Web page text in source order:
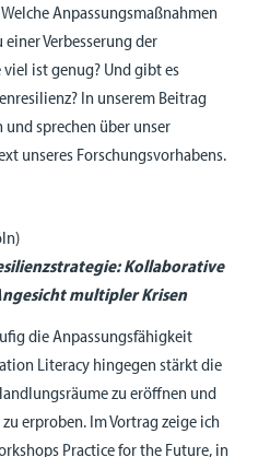
Anpassungsmaßnahmen
Verbesserung der
ist genug? Und gibt es
In unserem Beitrag
sprechen über unser
unseres Forschungsvorhabens.
Kollaborative
multipler Krisen
die Anpassungsfähigkeit
Literacy hingegen stärkt die
zu eröffnen und
erproben. Im Vortrag zeige ich
Practice for the Future, in